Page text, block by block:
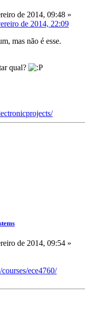
de 2014, 09:48 »
de 2014, 22:09
mas não é esse.
qual?
de 2014, 09:54 »
ece4760/